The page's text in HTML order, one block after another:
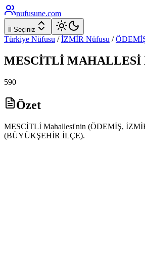
nufusune.com
İl Seçiniz
Türkiye Nüfusu / İZMİR Nüfusu /
MESCİTLİ MAHALLESİ
590
Özet
MESCİTLİ Mahallesi'nin (ÖDEMİŞ,
(BÜYÜKŞEHİR İLÇE).